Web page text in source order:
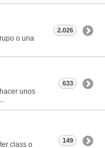
o una
2.026
unos
633
class o
149